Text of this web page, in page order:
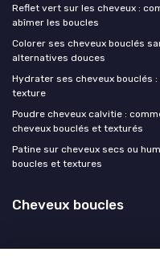
Reflet vert sur les cheveux :
abîmer les boucles
Colorer ses cheveux bouclés
alternatives douces
Hydrater ses cheveux bouclés
texture
Poudre cheveux calvitie :
cheveux bouclés et texturés
Patine sur cheveux secs ou
boucles et textures
Cheveux boucles